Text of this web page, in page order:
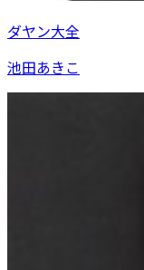
ダヤン大全
池田あきこ